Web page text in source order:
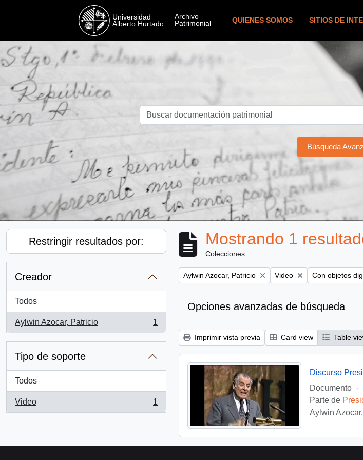
QUIENES SOMOS SITIOS DE
Búsqueda
Restringir resultados por:
Creador
Todos
Aylwin Azocar, Patricio
, 1 resultados
1
Tipo de soporte
Todos
Video
, 1 resultados
1
Mostrando 1
Colecciones
Remove filter:
Aylwin Azocar, Patricio Remove filter:
Video Remove filter:
Con objetos
Opciones avanzadas de búsqueda
Imprimir vista previa Card view Table
Discurso
Documento
·
Parte de
Aylwin